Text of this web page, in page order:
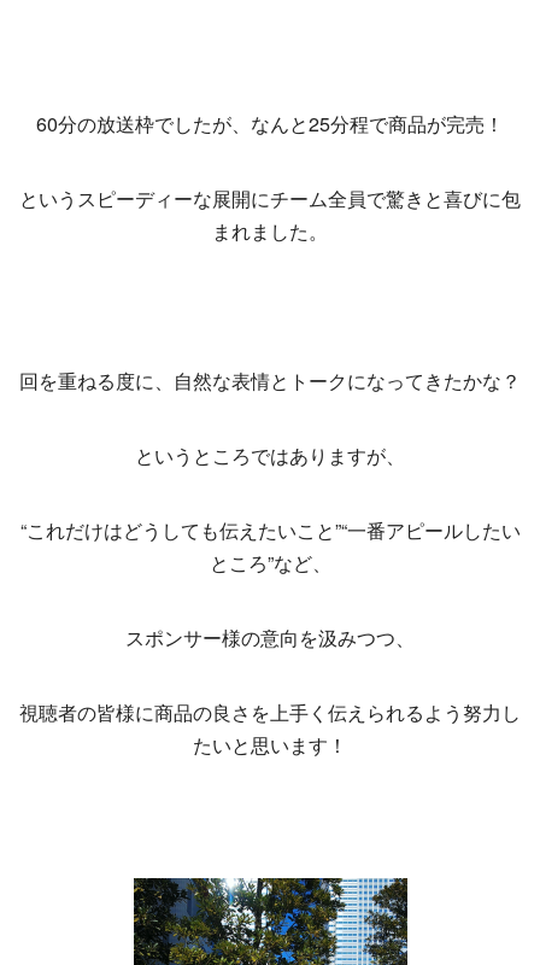
60分の放送枠でしたが、なんと25分程で商品が完売！
というスピーディーな展開にチーム全員で驚きと喜びに包
まれました。
回を重ねる度に、自然な表情とトークになってきたかな？
というところではありますが、
“これだけはどうしても伝えたいこと”“一番アピールしたい
ところ”など、
スポンサー様の意向を汲みつつ、
視聴者の皆様に商品の良さを上手く伝えられるよう努力し
たいと思います！